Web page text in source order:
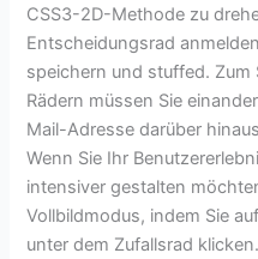
CSS3-2D-Methode zu
Entscheidungsrad
speichern und stuffed.
Rädern müssen Sie
Mail-Adresse darüber
Wenn Sie Ihr
intensiver gestalten
Vollbildmodus, indem Sie
unter dem Zufallsrad klicken.